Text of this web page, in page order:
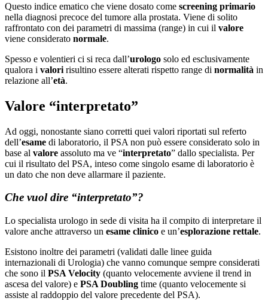
Questo indice ematico che viene dosato come screening primario
nella diagnosi precoce del tumore alla prostata. Viene di solito
raffrontato con dei parametri di massima (range) in cui il valore
viene considerato normale.
Spesso e volentieri ci si reca dall’urologo solo ed esclusivamente
qualora i valori risultino essere alterati rispetto range di normalità in
relazione all’età.
Valore “interpretato”
Ad oggi, nonostante siano corretti quei valori riportati sul referto
dell’esame di laboratorio, il PSA non può essere considerato solo in
base al valore assoluto ma ve “interpretato” dallo specialista. Per
cui il risultato del PSA, inteso come singolo esame di laboratorio è
un dato che non deve allarmare il paziente.
Che vuol dire “interpretato”?
Lo specialista urologo in sede di visita ha il compito di interpretare il
valore anche attraverso un esame clinico e un’esplorazione rettale.
Esistono inoltre dei parametri (validati dalle linee guida
internazionali di Urologia) che vanno comunque sempre considerati
che sono il PSA Velocity (quanto velocemente avviene il trend in
ascesa del valore) e PSA Doubling time (quanto velocemente si
assiste al raddoppio del valore precedente del PSA).